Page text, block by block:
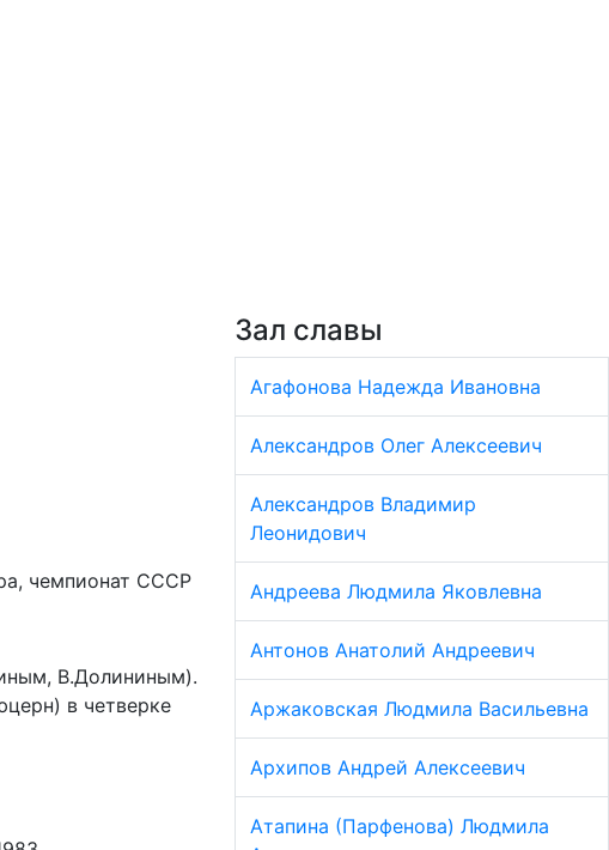
чемпионат СССР
В.Долининым).
в четверке
Зал славы
Агафонова Надежда Ивановна
Александров Олег Алексеевич
Александров Владимир
Леонидович
Андреева Людмила Яковлевна
Антонов Анатолий Андреевич
Аржаковская Людмила Васильевна
Архипов Андрей Алексеевич
Атапина (Парфенова) Людмила